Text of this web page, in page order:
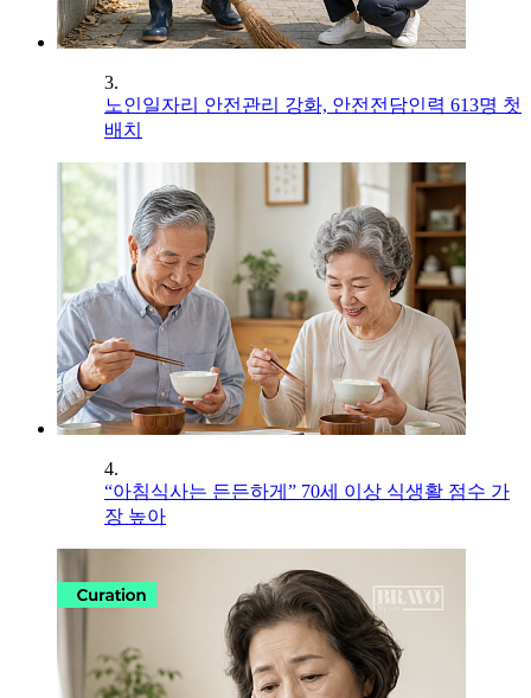
3.
노인일자리 안전관리 강화, 안전전담인력 613명 첫
배치
4.
“아침식사는 든든하게” 70세 이상 식생활 점수 가
장 높아